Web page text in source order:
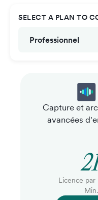
SELECT A PLAN TO
Capture et
avancées
Licence